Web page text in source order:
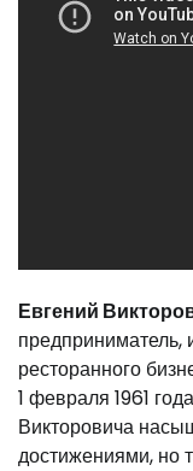
Евгений
предприниматель,
ресторанного
1 февраля 1961
Викторовича
достижениями, но